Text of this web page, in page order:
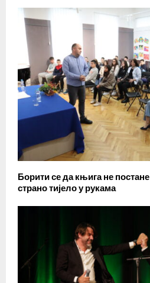
Борити се да књига не постане
страно тијело у рукама